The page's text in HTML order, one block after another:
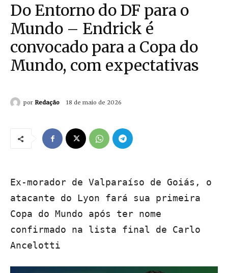
Do Entorno do DF para o
Mundo – Endrick é
convocado para a Copa do
Mundo, com expectativas
por Redação 18 de maio de 2026
Ex-morador de Valparaíso de Goiás, o
atacante do Lyon fará sua primeira
Copa do Mundo após ter nome
confirmado na lista final de Carlo
Ancelotti